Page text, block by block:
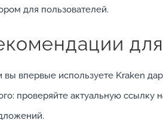
для пользователей.
вы впервые используете Kraken
проверяйте актуальную ссылку